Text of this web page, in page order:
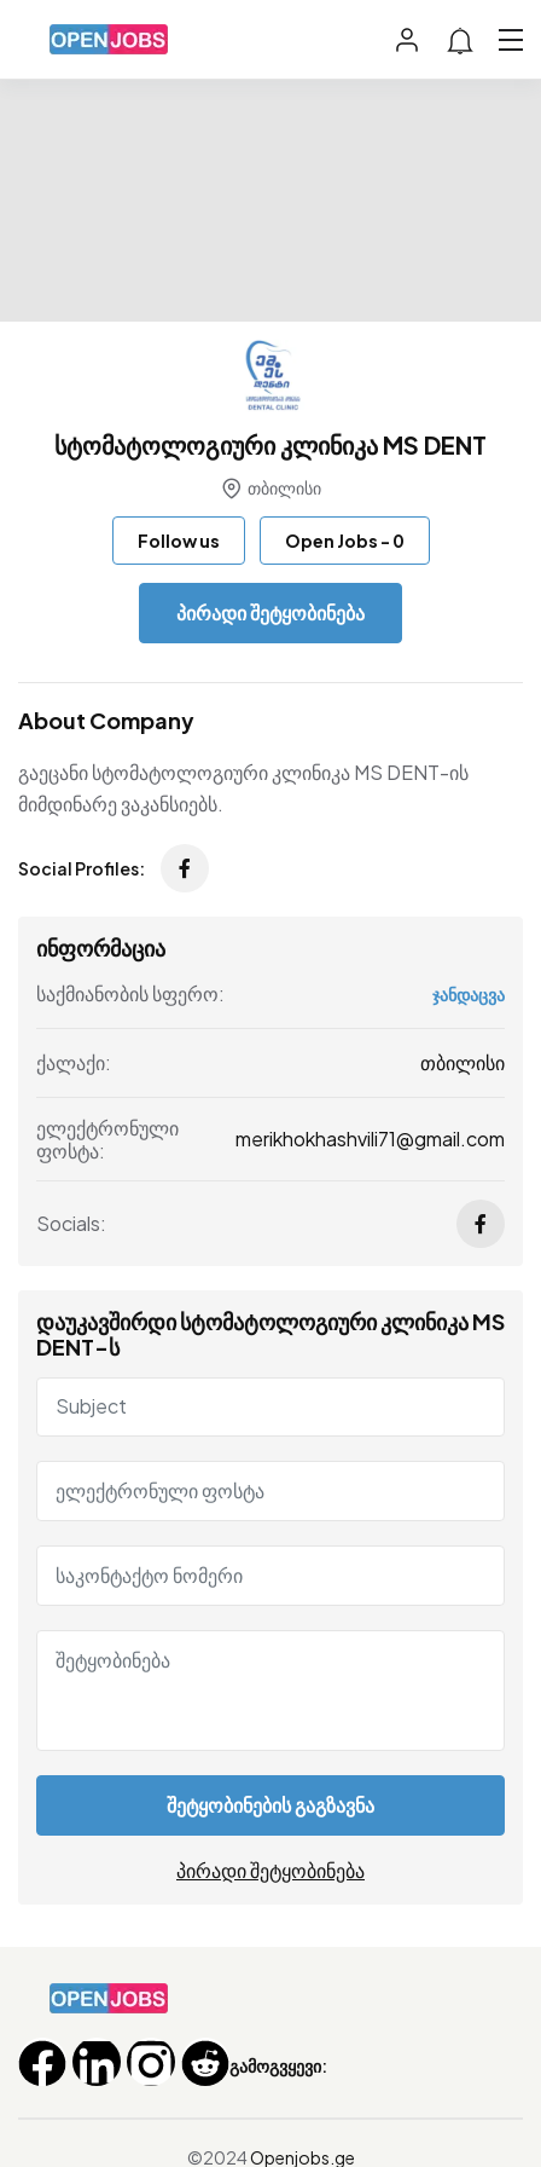
სტომატოლოგიური კლინიკა MS DENT
თბილისი
Follow us Open Jobs - 0
პირადი შეტყობინება
About Company
გაეცანი სტომატოლოგიური კლინიკა MS DENT-ის
მიმდინარე ვაკანსიებს.
Social Profiles:
ინფორმაცია
საქმიანობის სფერო: ჯანდაცვა
ქალაქი: თბილისი
ელექტრონული
ფოსტა:
merikhokhashvili71@gmail.com
Socials:
დაუკავშირდი სტომატოლოგიური კლინიკა MS
DENT-ს
შეტყობინების გაგზავნა
პირადი შეტყობინება
გამოგვყევი:
©2024Openjobs.ge